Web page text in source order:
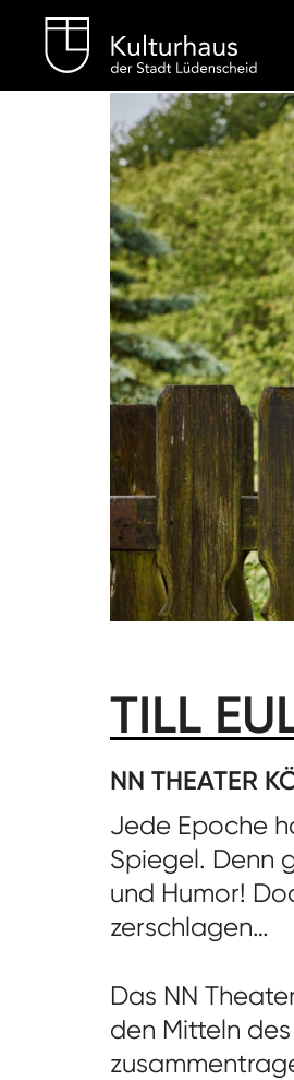
TILL
NN THEATER
Jede Epoche
Spiegel. Denn
und Humor!
zerschlagen…
Das NN
den Mitteln